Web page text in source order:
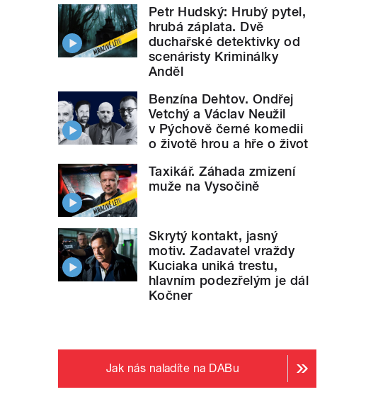
Petr Hudský: Hrubý pytel,
hrubá záplata. Dvě
duchařské detektivky od
scenáristy Kriminálky
Anděl
Benzína Dehtov. Ondřej
Vetchý a Václav Neužil
v Pýchově černé komedii
o životě hrou a hře o život
Taxikář. Záhada zmizení
muže na Vysočině
Skrytý kontakt, jasný
motiv. Zadavatel vraždy
Kuciaka uniká trestu,
hlavním podezřelým je dál
Kočner
Jak nás naladíte na DABu